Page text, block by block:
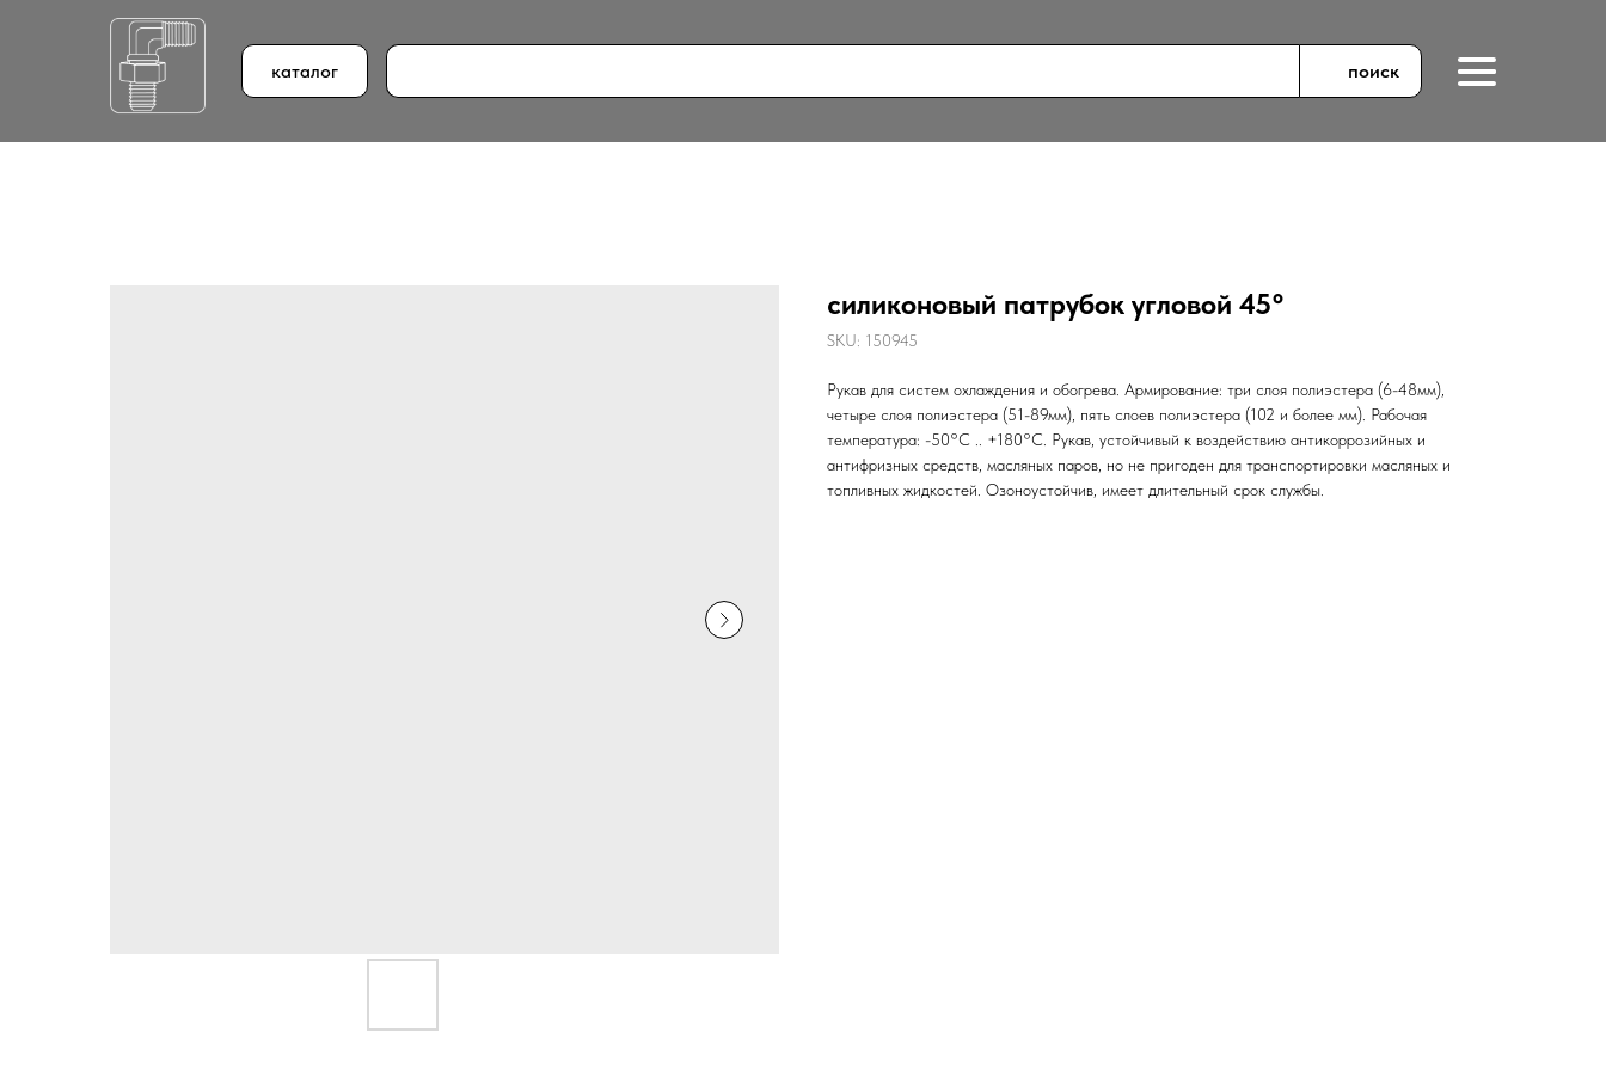
каталог поиск
силиконовый патрубок угловой 45°
SKU: 150945
Рукав для систем охлаждения и обогрева. Армирование: три слоя полиэстера (6-48мм),
четыре слоя полиэстера (51-89мм), пять слоев полиэстера (102 и более мм). Рабочая
температура: -50°С .. +180°С. Рукав, устойчивый к воздействию антикоррозийных и
антифризных средств, масляных паров, но не пригоден для транспортировки масляных и
топливных жидкостей. Озоноустойчив, имеет длительный срок службы.